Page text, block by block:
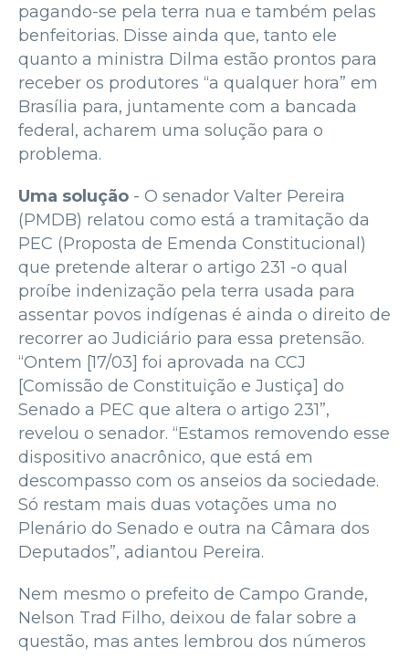
pagando-se pela terra nua e também pelas
benfeitorias. Disse ainda que, tanto ele
quanto a ministra Dilma estão prontos para
receber os produtores “a qualquer hora” em
Brasília para, juntamente com a bancada
federal, acharem uma solução para o
problema.
Uma solução - O senador Valter Pereira
(PMDB) relatou como está a tramitação da
PEC (Proposta de Emenda Constitucional)
que pretende alterar o artigo 231 -o qual
proíbe indenização pela terra usada para
assentar povos indígenas é ainda o direito de
recorrer ao Judiciário para essa pretensão.
“Ontem [17/03] foi aprovada na CCJ
[Comissão de Constituição e Justiça] do
Senado a PEC que altera o artigo 231”,
revelou o senador. “Estamos removendo esse
dispositivo anacrônico, que está em
descompasso com os anseios da sociedade.
Só restam mais duas votações uma no
Plenário do Senado e outra na Câmara dos
Deputados”, adiantou Pereira.
Nem mesmo o prefeito de Campo Grande,
Nelson Trad Filho, deixou de falar sobre a
questão, mas antes lembrou dos números